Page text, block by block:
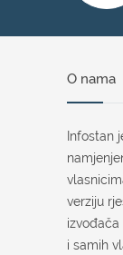
O nama
Infostan
verziju
izvođača
i samih